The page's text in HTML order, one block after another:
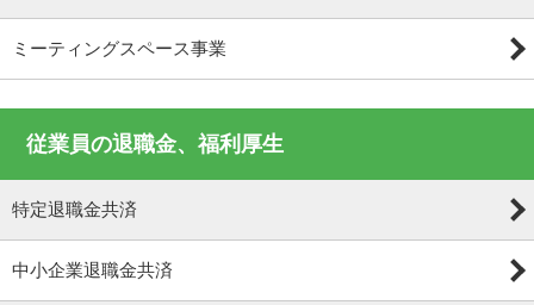
ミーティングスペース事業
従業員の退職金、福利厚生
特定退職金共済
中小企業退職金共済